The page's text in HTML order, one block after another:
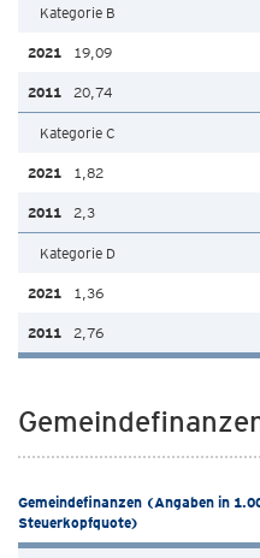
Kategorie B
19,09
20,74
Kategorie C
1,82
2,3
Kategorie D
1,36
2,76
Gemeindefinanzen (Angaben in
Steuerkopfquote)